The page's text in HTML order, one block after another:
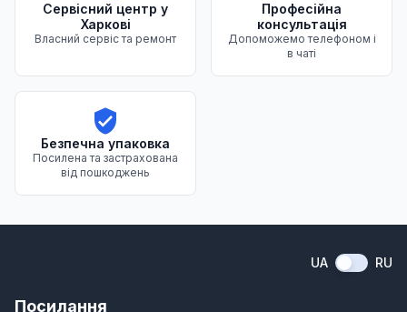
Сервісний центр у
Харкові
Власний сервіс та ремонт
Професійна
консультація
Допоможемо телефоном і
в чаті
Безпечна упаковка
Посилена та застрахована
від пошкоджень
UA RU
Посилання